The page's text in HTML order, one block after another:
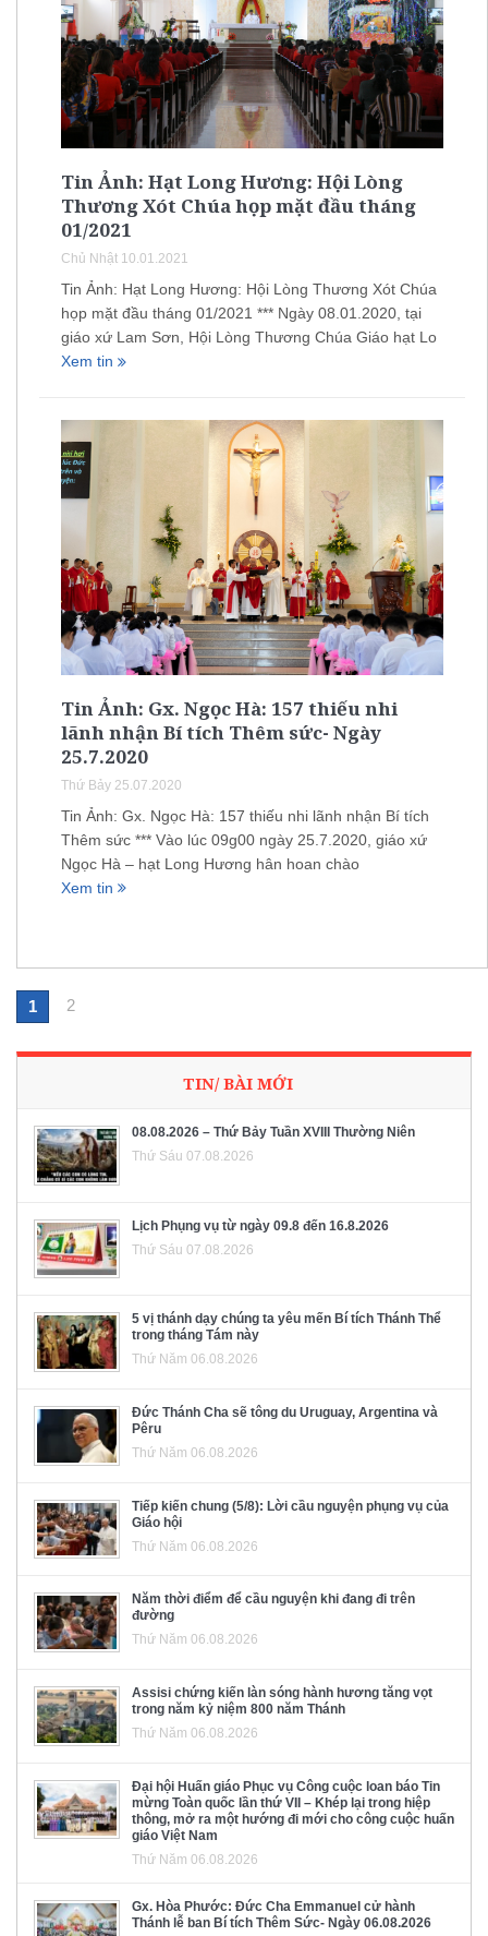
Tin Ảnh: Hạt Long Hương: Hội Lòng
Thương Xót Chúa họp mặt đầu tháng
01/2021
Chủ Nhật 10.01.2021
Tin Ảnh: Hạt Long Hương: Hội Lòng Thương Xót Chúa
họp mặt đầu tháng 01/2021 *** Ngày 08.01.2020, tại
giáo xứ Lam Sơn, Hội Lòng Thương Chúa Giáo hạt Lo
Xem tin
Tin Ảnh: Gx. Ngọc Hà: 157 thiếu nhi
lãnh nhận Bí tích Thêm sức- Ngày
25.7.2020
Thứ Bảy 25.07.2020
Tin Ảnh: Gx. Ngọc Hà: 157 thiếu nhi lãnh nhận Bí tích
Thêm sức *** Vào lúc 09g00 ngày 25.7.2020, giáo xứ
Ngọc Hà – hạt Long Hương hân hoan chào
Xem tin
1 2
TIN/ BÀI MỚI
08.08.2026 – Thứ Bảy Tuần XVIII Thường Niên
Thứ Sáu 07.08.2026
Lịch Phụng vụ từ ngày 09.8 đến 16.8.2026
Thứ Sáu 07.08.2026
5 vị thánh dạy chúng ta yêu mến Bí tích Thánh Thể
trong tháng Tám này
Thứ Năm 06.08.2026
Đức Thánh Cha sẽ tông du Uruguay, Argentina và
Pêru
Thứ Năm 06.08.2026
Tiếp kiến chung (5/8): Lời cầu nguyện phụng vụ của
Giáo hội
Thứ Năm 06.08.2026
Năm thời điểm để cầu nguyện khi đang đi trên
đường
Thứ Năm 06.08.2026
Assisi chứng kiến làn sóng hành hương tăng vọt
trong năm kỷ niệm 800 năm Thánh
Thứ Năm 06.08.2026
Đại hội Huấn giáo Phục vụ Công cuộc loan báo Tin
mừng Toàn quốc lần thứ VII – Khép lại trong hiệp
thông, mở ra một hướng đi mới cho công cuộc huấn
giáo Việt Nam
Thứ Năm 06.08.2026
Gx. Hòa Phước: Đức Cha Emmanuel cử hành
Thánh lễ ban Bí tích Thêm Sức- Ngày 06.08.2026